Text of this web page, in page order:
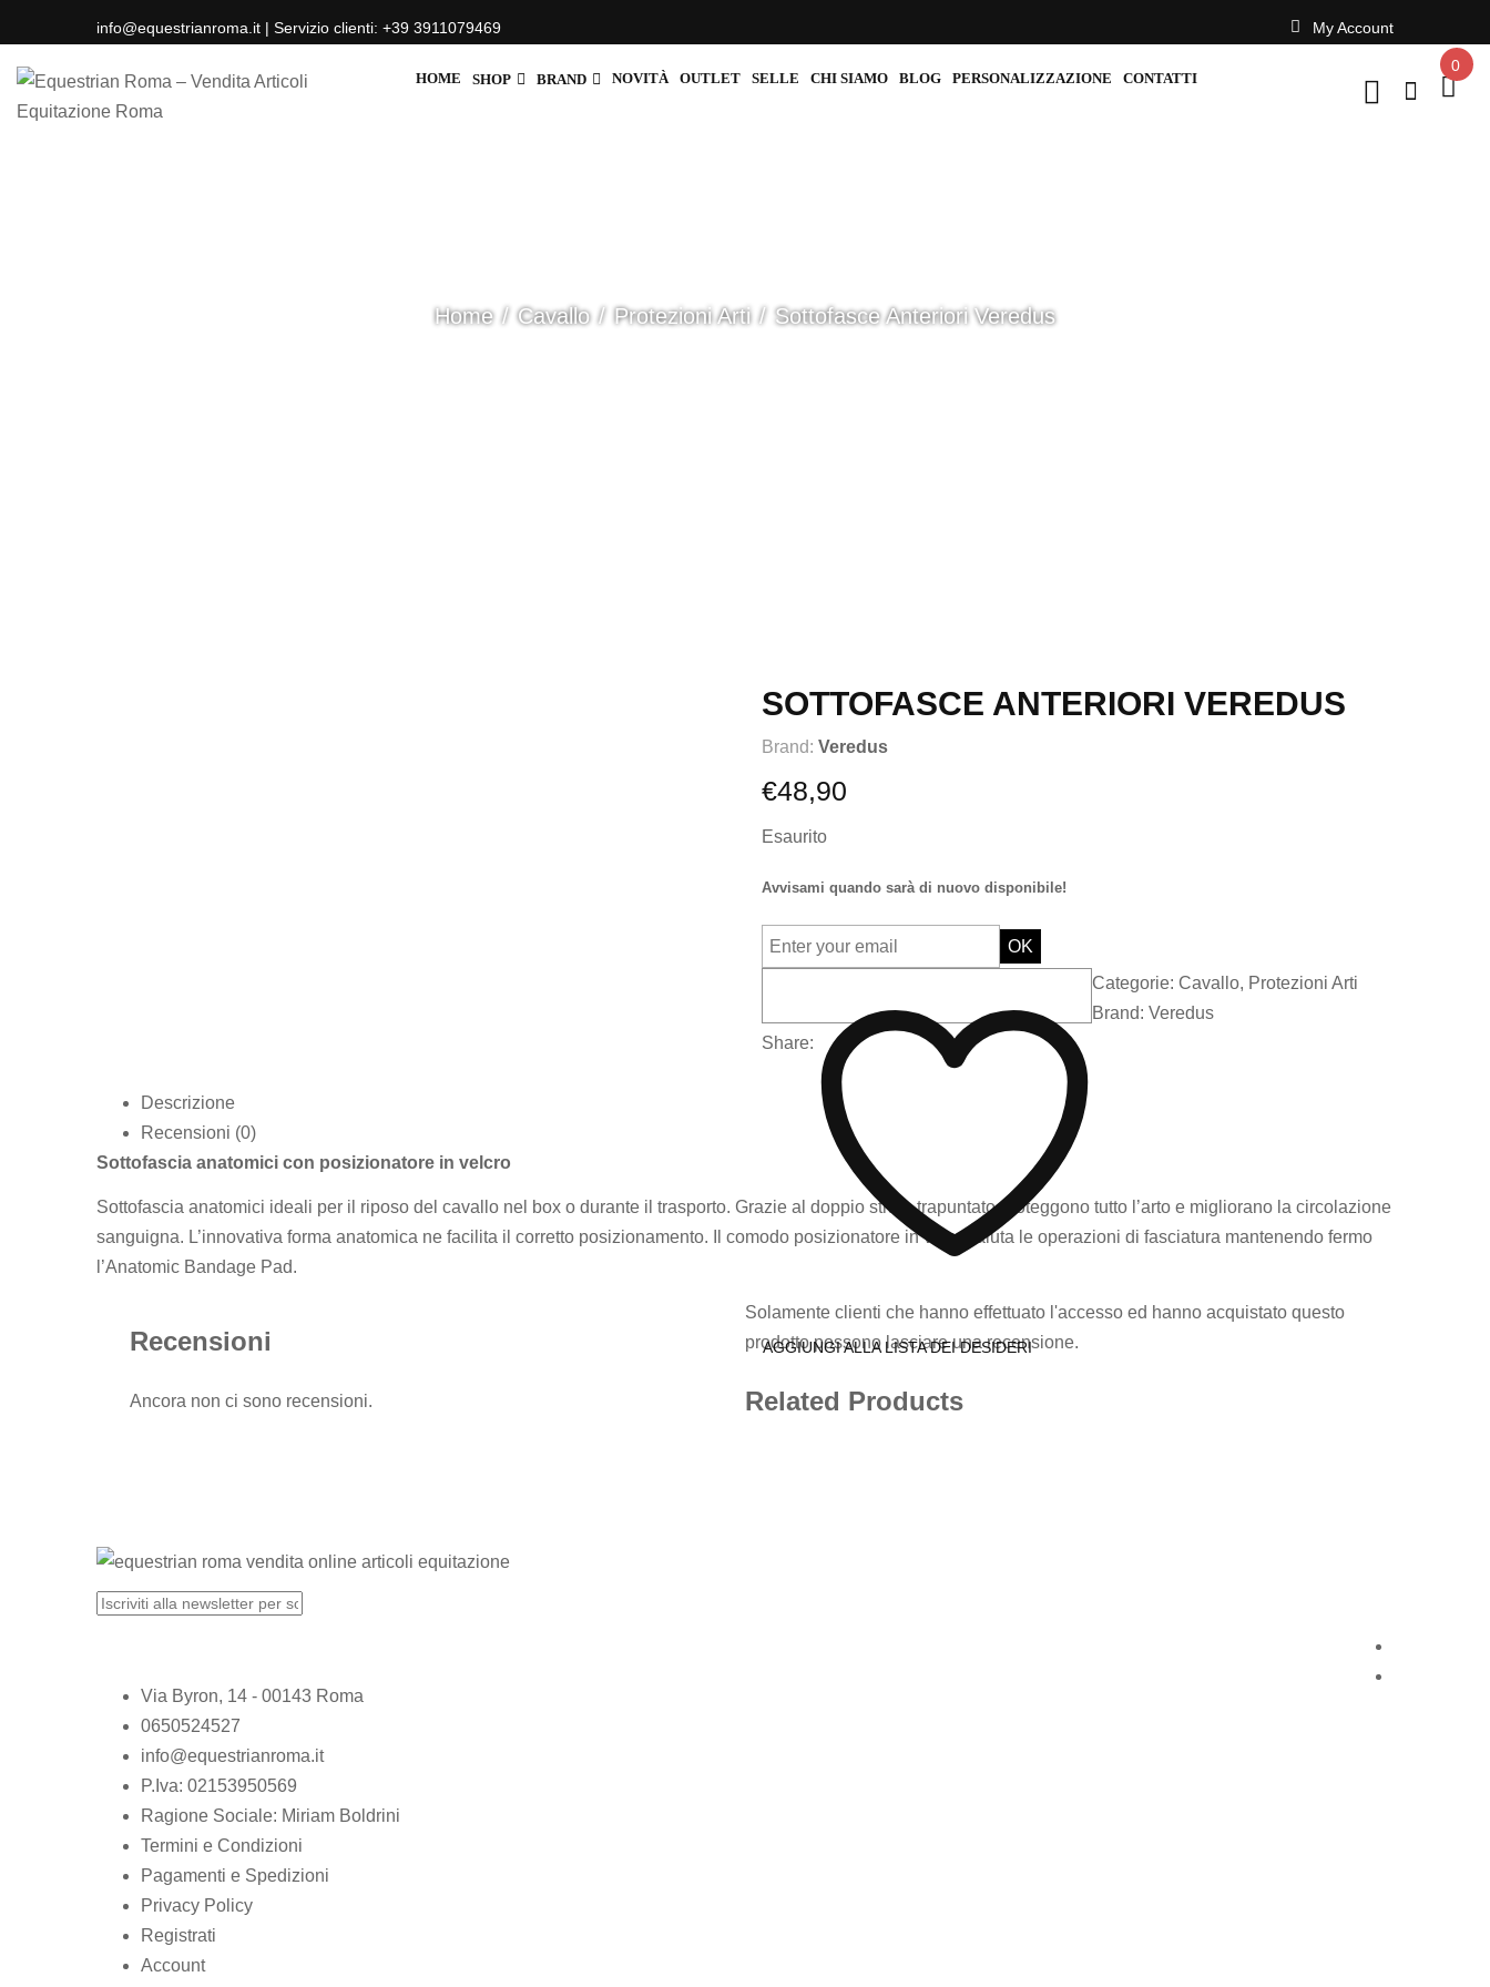
info@equestrianroma.it | Servizio clienti: +39 3911079469 My Account
HOME SHOP BRAND NOVITÀ OUTLET SELLE CHI SIAMO BLOG PERSONALIZZAZIONE CONTATTI
0
Home Cavallo Protezioni Arti Sottofasce Anteriori Veredus
SOTTOFASCE ANTERIORI VEREDUS
Brand: Veredus
€48,90
Esaurito
Avvisami quando sarà di nuovo disponibile!
OK
AGGIUNGI ALLA LISTA DEI DESIDERI
Categorie: Cavallo, Protezioni Arti
Brand: Veredus
Share:
Descrizione
Recensioni (0)
Sottofascia anatomici con posizionatore in velcro
Sottofascia anatomici ideali per il riposo del cavallo nel box o durante il trasporto. Grazie al doppio strato trapuntato proteggono tutto l’arto e migliorano la circolazione
sanguigna. L’innovativa forma anatomica ne facilita il corretto posizionamento. Il comodo posizionatore in velcro aiuta le operazioni di fasciatura mantenendo fermo
l’Anatomic Bandage Pad.
Recensioni
Ancora non ci sono recensioni.
Solamente clienti che hanno effettuato l'accesso ed hanno acquistato questo
prodotto possono lasciare una recensione.
Related Products
Via Byron, 14 - 00143 Roma
0650524527
info@equestrianroma.it
P.Iva: 02153950569
Ragione Sociale: Miriam Boldrini
Termini e Condizioni
Pagamenti e Spedizioni
Privacy Policy
Registrati
Account